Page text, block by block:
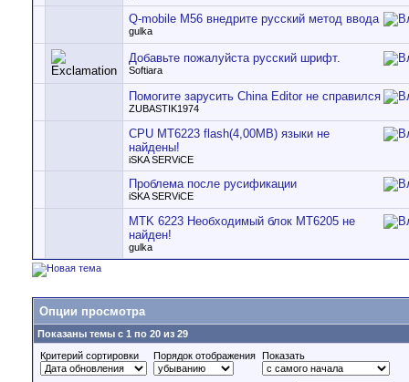
Q-mobile M56 внедрите русский метод ввода
gulka
Добавьте пожалуйста русский шрифт.
Softiara
Помогите зарусить China Editor не справился
ZUBASTIK1974
CPU MT6223 flash(4,00MB) языки не
найдены!
iSKA SERViCE
Проблема после русификации
iSKA SERViCE
MTK 6223 Необходимый блок MT6205 не
найден!
gulka
Опции просмотра
Показаны темы с 1 по 20 из 29
Критерий сортировки
Порядок отображения Показать